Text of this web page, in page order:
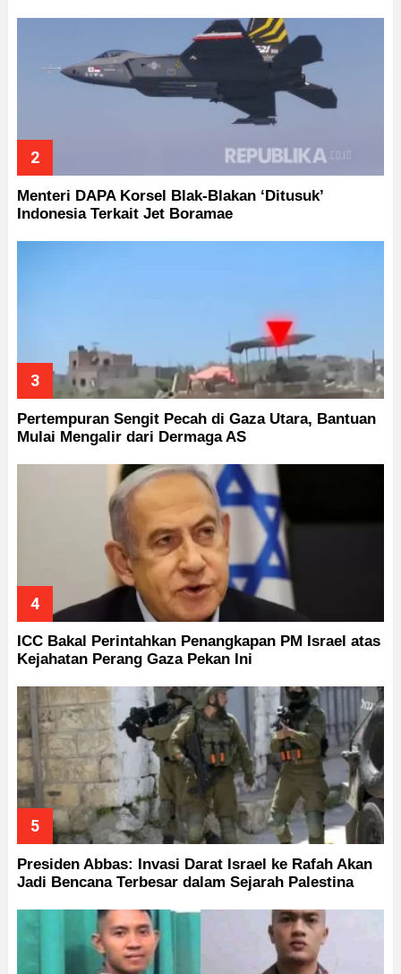
Menteri DAPA Korsel Blak-Blakan ‘Ditusuk’
Indonesia Terkait Jet Boramae
Pertempuran Sengit Pecah di Gaza Utara, Bantuan
Mulai Mengalir dari Dermaga AS
ICC Bakal Perintahkan Penangkapan PM Israel atas
Kejahatan Perang Gaza Pekan Ini
Presiden Abbas: Invasi Darat Israel ke Rafah Akan
Jadi Bencana Terbesar dalam Sejarah Palestina